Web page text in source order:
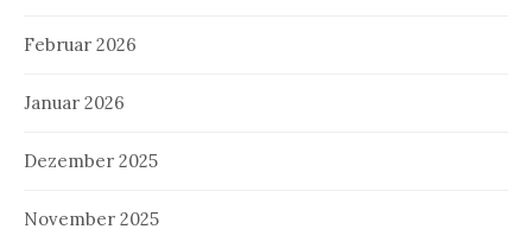
Februar 2026
Januar 2026
Dezember 2025
November 2025